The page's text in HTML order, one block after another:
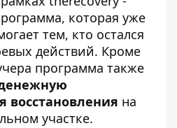
которая уже
тем, кто остался
действий. Кроме
программа также
восстановления на
участке.